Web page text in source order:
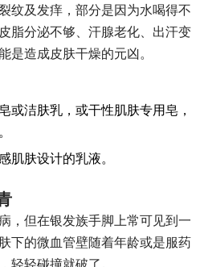
纹及发痒，部分是因为水喝得不
脂分泌不够、汗腺老化、出汗变
是造成皮肤干燥的元凶。
或洁肤乳，或干性肌肤专用皂，
肌肤设计的乳液。
，但在银发族手脚上常可见到一
下的微血管壁随着年龄或是服药
轻轻碰撞就破了。